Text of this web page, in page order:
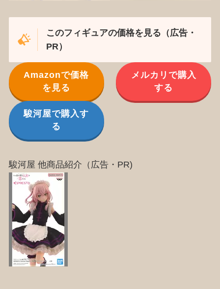
このフィギュアの価格を見る（広告・
PR）
Amazonで価格
を見る
メルカリで購入
する
駿河屋で購入す
る
駿河屋 他商品紹介（広告・PR)